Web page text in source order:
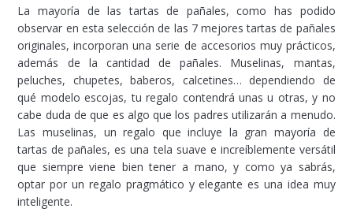
La mayoría de las tartas de pañales, como has podido
observar en esta selección de las 7 mejores tartas de pañales
originales, incorporan una serie de accesorios muy prácticos,
además de la cantidad de pañales. Muselinas, mantas,
peluches, chupetes, baberos, calcetines… dependiendo de
qué modelo escojas, tu regalo contendrá unas u otras, y no
cabe duda de que es algo que los padres utilizarán a menudo.
Las muselinas, un regalo que incluye la gran mayoría de
tartas de pañales, es una tela suave e increíblemente versátil
que siempre viene bien tener a mano, y como ya sabrás,
optar por un regalo pragmático y elegante es una idea muy
inteligente.